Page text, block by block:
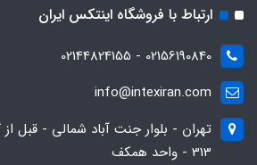
ارتباط با فروشگاه اینتکس ایران
02156190840 - 02144824155
info@intexiran.com
تهران - بلوار جنت آباد شمالی - قبل
313 - واحد همکف